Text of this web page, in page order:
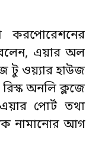
করপোরেশনের
এয়ার অল
টু ওয়্যার হাউজ
অনলি ক্লজে
পোর্ট তথা
নামানোর আগ